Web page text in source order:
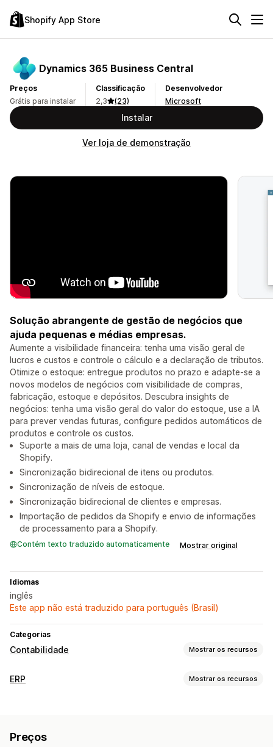
Shopify App Store
Dynamics 365 Business Central
Preços
Grátis para instalar
Classificação
2,3
(23)
Desenvolvedor
Microsoft
Instalar
Ver loja de demonstração
Solução abrangente de gestão de negócios que
ajuda pequenas e médias empresas.
Aumente a visibilidade financeira: tenha uma visão geral de
lucros e custos e controle o cálculo e a declaração de tributos.
Otimize o estoque: entregue produtos no prazo e adapte-se a
novos modelos de negócios com visibilidade de compras,
fabricação, estoque e depósitos. Descubra insights de
negócios: tenha uma visão geral do valor do estoque, use a IA
para prever vendas futuras, configure pedidos automáticos de
produtos e controle os custos.
Suporte a mais de uma loja, canal de vendas e local da
Shopify.
Sincronização bidirecional de itens ou produtos.
Sincronização de níveis de estoque.
Sincronização bidirecional de clientes e empresas.
Importação de pedidos da Shopify e envio de informações
de processamento para a Shopify.
Contém texto traduzido automaticamente Mostrar original
Idiomas
inglês
Este app não está traduzido para português (Brasil)
Categorias
Contabilidade Mostrar os recursos
Relatórios financeiros
Cobranças e faturas
ERP Mostrar os recursos
Sincronização de pedidos
Preços